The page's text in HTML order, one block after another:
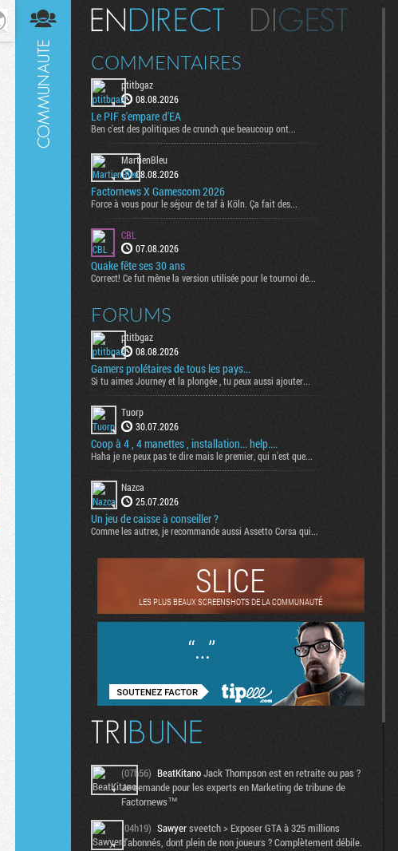
Digest
COMMENTAIRES
ptitbgaz
08.08.2026
Le PIF s'empare d'EA
Ben c'est des politiques de crunch que beaucoup ont...
MartienBleu
08.08.2026
Factornews X Gamescom 2026
Force à vous pour le séjour de taf à Köln. Ça fait des...
CBL
07.08.2026
Quake fête ses 30 ans
Correct! Ce fut même la version utilisée pour le tournoi de...
FORUMS
ptitbgaz
08.08.2026
Gamers prolétaires de tous les pays...
Si tu aimes Journey et la plongée , tu peux aussi ajouter...
Tuorp
30.07.2026
Coop à 4 , 4 manettes , installation... help....
Haha je ne peux pas te dire mais le premier, qui n'est que...
Nazca
25.07.2026
Un jeu de caisse à conseiller ?
Comme les autres, je recommande aussi Assetto Corsa qui...
SLICE
LES PLUS BEAUX SCREENSHOTS DE LA COMMUNAUTÉ
(07h56) BeatKitanoJack Thompson est en retraite ou pas ?
Je demande pour les experts en Marketing de tribune de
Factornews™
(04h19) Sawyersveetch > Exposer GTA à 325 millions
d'abonnés, dont plein de non joueurs ? Complètement débile.